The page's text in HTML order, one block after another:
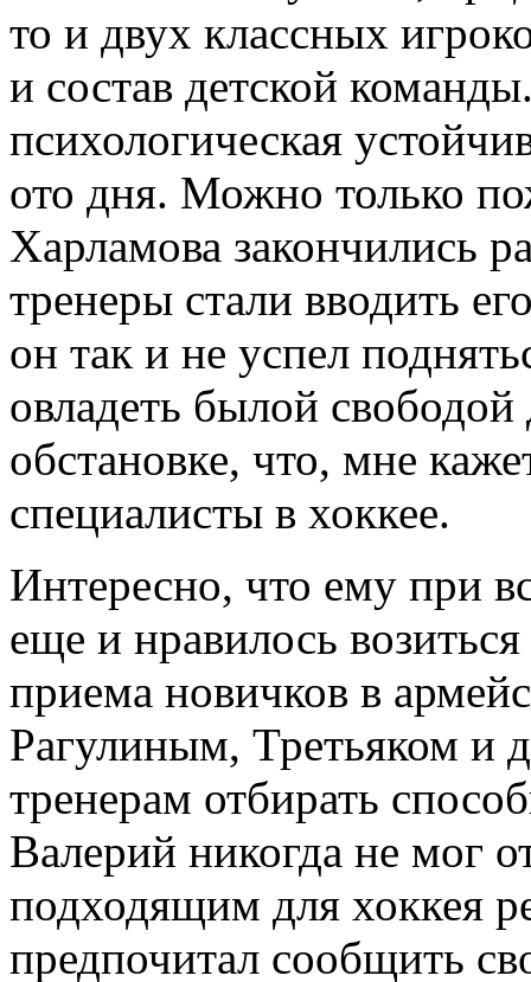
то и двух классных
и состав детской
психологическая
ото дня. Можно только
Харламова закончились
тренеры стали вводить
он так и не успел
овладеть былой
обстановке, что, мне
специалисты в хоккее.
Интересно, что ему при
еще и нравилось
приема новичков в
Рагулиным, Третьяком и
тренерам отбирать
Валерий никогда не мог
подходящим для хоккея
предпочитал сообщить